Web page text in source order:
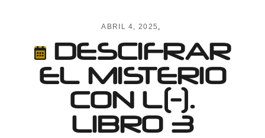
ABRIL 4, 2025
DESCIFRAR
EL MISTERIO
CON L(-).
LIBRO 3